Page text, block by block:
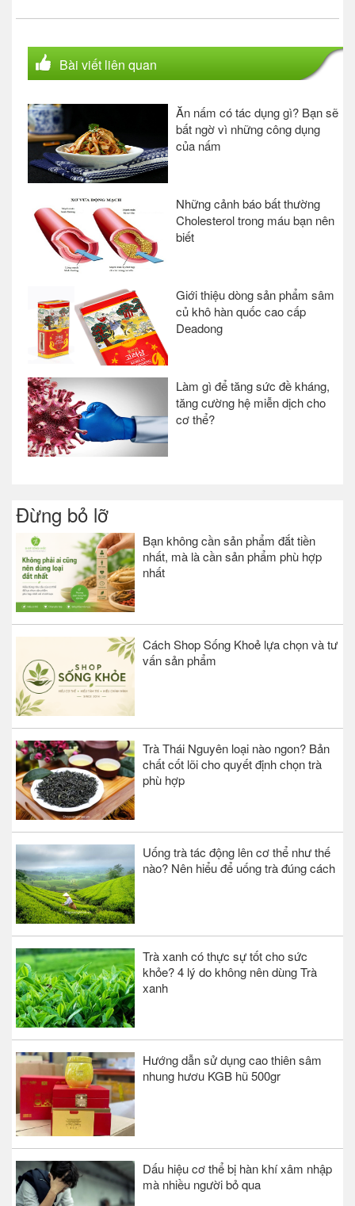
Bài viết liên quan
Ăn nấm có tác dụng gì? Bạn sẽ
bất ngờ vì những công dụng
của nấm
Những cảnh báo bất thường
Cholesterol trong máu bạn nên
biết
Giới thiệu dòng sản phẩm sâm
củ khô hàn quốc cao cấp
Deadong
Làm gì để tăng sức đề kháng,
tăng cường hệ miễn dịch cho
cơ thể?
Đừng bỏ lỡ
Bạn không cần sản phẩm đắt tiền
nhất, mà là cần sản phẩm phù hợp
nhất
Cách Shop Sống Khoẻ lựa chọn và tư
vấn sản phẩm
Trà Thái Nguyên loại nào ngon? Bản
chất cốt lõi cho quyết định chọn trà
phù hợp
Uống trà tác động lên cơ thể như thế
nào? Nên hiểu để uống trà đúng cách
Trà xanh có thực sự tốt cho sức
khỏe? 4 lý do không nên dùng Trà
xanh
Hướng dẫn sử dụng cao thiên sâm
nhung hươu KGB hũ 500gr
Dấu hiệu cơ thể bị hàn khí xâm nhập
mà nhiều người bỏ qua